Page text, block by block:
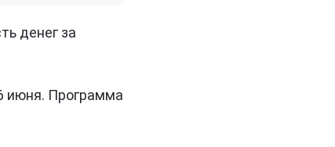
денег за
июня. Программа